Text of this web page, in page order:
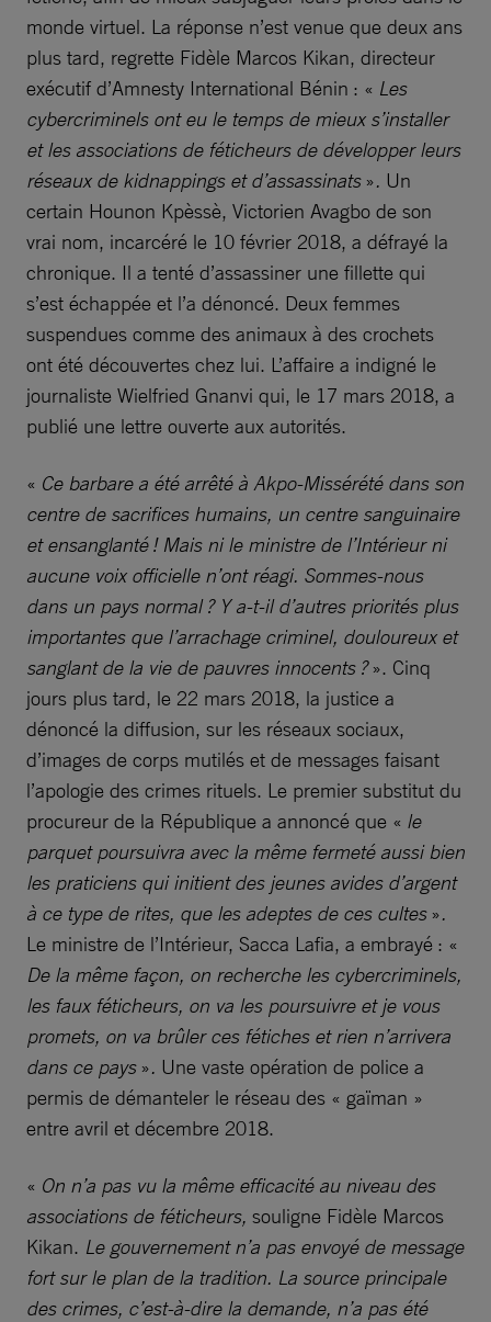
monde virtuel. La réponse n’est venue que deux ans
plus tard, regrette Fidèle Marcos Kikan, directeur
exécutif d’Amnesty International Bénin : « Les
cybercriminels ont eu le temps de mieux s’installer
et les associations de féticheurs de développer leurs
réseaux de kidnappings et d’assassinats ». Un
certain Hounon Kpèssè, Victorien Avagbo de son
vrai nom, incarcéré le 10 février 2018, a défrayé la
chronique. Il a tenté d’assassiner une fillette qui
s’est échappée et l’a dénoncé. Deux femmes
suspendues comme des animaux à des crochets
ont été découvertes chez lui. L’affaire a indigné le
journaliste Wielfried Gnanvi qui, le 17 mars 2018, a
publié une lettre ouverte aux autorités.
« Ce barbare a été arrêté à Akpo-Missérété dans son
centre de sacrifices humains, un centre sanguinaire
et ensanglanté ! Mais ni le ministre de l’Intérieur ni
aucune voix officielle n’ont réagi. Sommes-nous
dans un pays normal ? Y a-t-il d’autres priorités plus
importantes que l’arrachage criminel, douloureux et
sanglant de la vie de pauvres innocents ?». Cinq
jours plus tard, le 22 mars 2018, la justice a
dénoncé la diffusion, sur les réseaux sociaux,
d’images de corps mutilés et de messages faisant
l’apologie des crimes rituels. Le premier substitut du
procureur de la République a annoncé que « le
parquet poursuivra avec la même fermeté aussi bien
les praticiens qui initient des jeunes avides d’argent
à ce type de rites, que les adeptes de ces cultes ».
Le ministre de l’Intérieur, Sacca Lafia, a embrayé : «
De la même façon, on recherche les cybercriminels,
les faux féticheurs, on va les poursuivre et je vous
promets, on va brûler ces fétiches et rien n’arrivera
dans ce pays ». Une vaste opération de police a
permis de démanteler le réseau des « gaïman »
entre avril et décembre 2018.
« On n’a pas vu la même efficacité au niveau des
associations de féticheurs, souligne Fidèle Marcos
Kikan. Le gouvernement n’a pas envoyé de message
fort sur le plan de la tradition. La source principale
des crimes, c’est-à-dire la demande, n’a pas été